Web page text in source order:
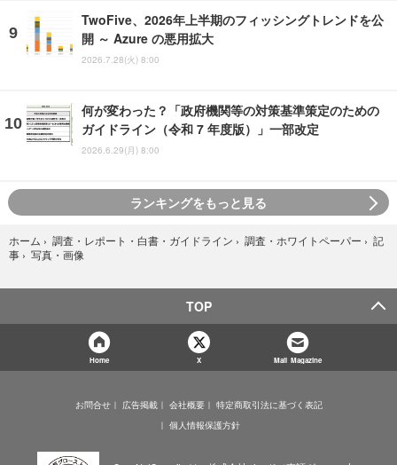
TwoFive、2026年上半期のフィッシングトレンドを公
開 ～ Azure の悪用拡大
2026.7.28(火) 8:00
何が変わった？「政府機関等の対策基準策定のための
ガイドライン（令和 7 年度版）」一部改定
2026.6.29(月) 8:00
ランキングをもっと見る
ホーム › 調査・レポート・白書・ガイドライン › 調査・ホワイトペーパー › 記
事 › 写真・画像
TOP
Home X Mail Magazine
お問合せ 広告掲載 会社概要
特定商取引法に基づく表記
個人情報保護方針